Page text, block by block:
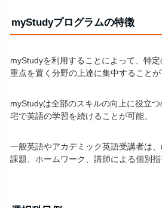
myStudyプログラムの特徴
myStudyを利用することによって、特
重点を置く分野の上達に集中することが
myStudyは全部のスキルの向上に役立
宅で英語の学習を続けることが可能。
一般英語やアカデミック英語受講者は、
課題、ホームワーク、講師による個別指